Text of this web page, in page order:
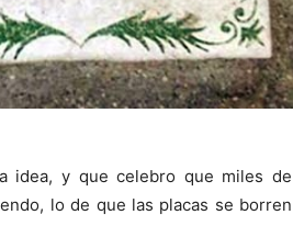
idea, y que celebro que miles de
lo de que las placas se borren